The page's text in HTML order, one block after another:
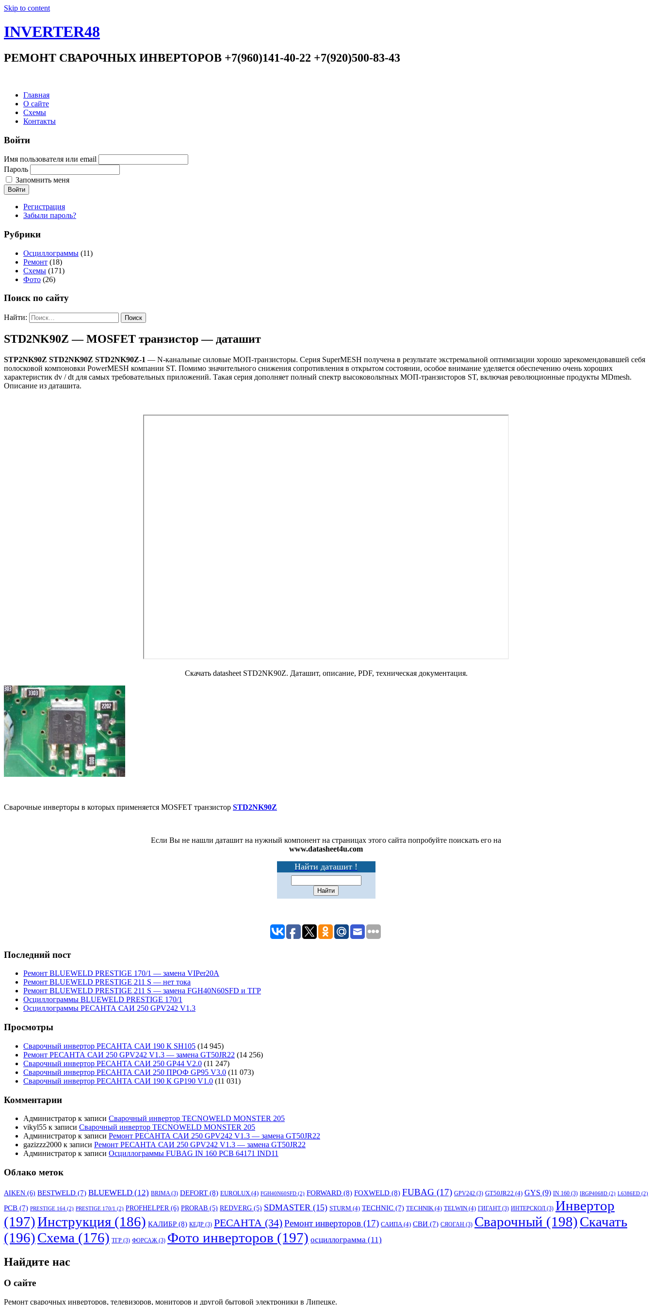
Skip to content
INVERTER48
РЕМОНТ СВАРОЧНЫХ ИНВЕРТОРОВ +7(960)141-40-22 +7(920)500-83-43
Главная
О сайте
Схемы
Контакты
Войти
Имя пользователя или email
Пароль
Запомнить меня
Войти
Регистрация
Забыли пароль?
Рубрики
Осциллограммы (11)
Ремонт (18)
Схемы (171)
Фото (26)
Поиск по сайту
Найти:
STD2NK90Z — MOSFET транзистор — даташит
STP2NK90Z STD2NK90Z STD2NK90Z-1 — N-канальные силовые МОП-транзисторы. Серия SuperMESH получена в результате экстремальной оптимизации хорошо зарекомендовавшей себя
полосковой компоновки PowerMESH компании ST. Помимо значительного снижения сопротивления в открытом состоянии, особое внимание уделяется обеспечению очень хороших
характеристик dv / dt для самых требовательных приложений. Такая серия дополняет полный спектр высоковольтных МОП-транзисторов ST, включая революционные продукты MDmesh.
Описание из даташита.
Скачать datasheet STD2NK90Z. Даташит, описание, PDF, техническая документация.
Сварочные инверторы в которых применяется MOSFET транзистор STD2NK90Z
Если Вы не нашли даташит на нужный компонент на страницах этого сайта попробуйте поискать его на
www.datasheet4u.com
Найти даташит !
Последний пост
Ремонт BLUEWELD PRESTIGE 170/1 — замена VIPer20A
Ремонт BLUEWELD PRESTIGE 211 S — нет тока
Ремонт BLUEWELD PRESTIGE 211 S — замена FGH40N60SFD и ТГР
Осциллограммы BLUEWELD PRESTIGE 170/1
Осциллограммы РЕСАНТА САИ 250 GPV242 V1.3
Просмотры
Сварочный инвертор РЕСАНТА САИ 190 К SH105 (14 945)
Ремонт РЕСАНТА САИ 250 GPV242 V1.3 — замена GT50JR22 (14 256)
Сварочный инвертор РЕСАНТА САИ 250 GP44 V2.0 (11 247)
Сварочный инвертор РЕСАНТА САИ 250 ПРОФ GP95 V3.0 (11 073)
Сварочный инвертор РЕСАНТА САИ 190 К GP190 V1.0 (11 031)
Комментарии
Администратор к записи Сварочный инвертор TECNOWELD MONSTER 205
vikyl55 к записи Сварочный инвертор TECNOWELD MONSTER 205
Администратор к записи Ремонт РЕСАНТА САИ 250 GPV242 V1.3 — замена GT50JR22
gazizzz2000 к записи Ремонт РЕСАНТА САИ 250 GPV242 V1.3 — замена GT50JR22
Администратор к записи Осциллограммы FUBAG IN 160 PCB 64171 IND11
Облако меток
AIKEN (6) BESTWELD (7) BLUEWELD (12) BRIMA (3) DEFORT (8) EUROLUX (4) FGH40N60SFD (2) FORWARD (8) FOXWELD (8) FUBAG (17) GPV242 (3) GT50JR22 (4) GYS (9) IN 160 (3) IRGP4068D (2) L6386ED (2)
PCB (7) PRESTIGE 164 (2) PRESTIGE 170/1 (2) PROFHELPER (6) PRORAB (5) REDVERG (5) SDMASTER (15) STURM (4) TECHNIC (7) TECHNIK (4) TELWIN (4) ГИГАНТ(3) ИНТЕРСКОЛ (3) Инвертор
(197)Инструкция (186) КАЛИБР (8) КЕДР (3) РЕСАНТА (34)Ремонт инверторов (17) САИПА (4) СВИ (7) СЯОГАН (3) Сварочный (198)Скачать
(196)Схема (176) ТГР (3) ФОРСАЖ (3) Фото инверторов (197) осциллограмма (11)
Найдите нас
О сайте
Ремонт сварочных инверторов, телевизоров, мониторов и другой бытовой электроники в Липецке.